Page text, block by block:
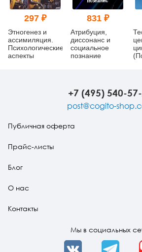
297 ₽
Этногенез и
ассимиляция.
Психологические
аспекты
831 ₽
Атрибуция,
диссонанс и
социальное
познание
+7 (495) 540-
post@cogito-
Публичная оферта
Прайс-листы
Блог
О нас
Контакты
Мы в социальных